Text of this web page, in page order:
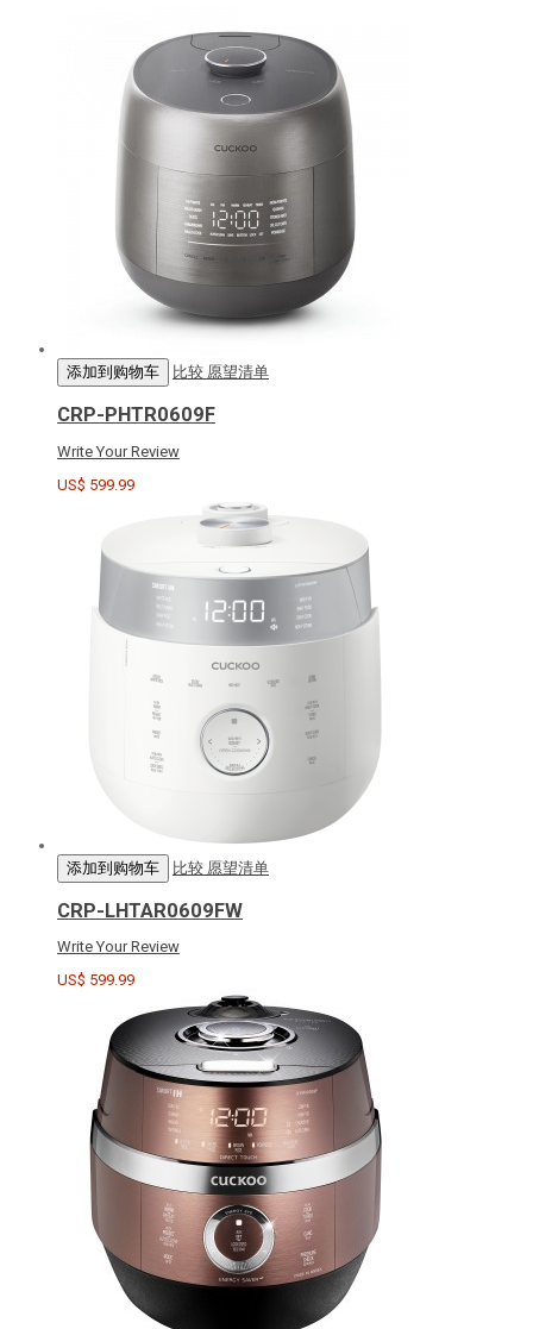
添加到购物车 比较 愿望清单
CRP-PHTR0609F
Write Your Review
US$ 599.99
添加到购物车 比较 愿望清单
CRP-LHTAR0609FW
Write Your Review
US$ 599.99